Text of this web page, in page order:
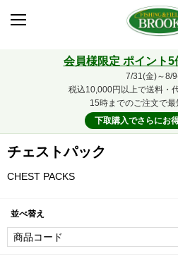
会員様限定 ポイント5
7/31(金)～8/
税込10,000円以上で送料・
15時までのご注文で
下取購入でさらにお
チェストパック
CHEST PACKS
並べ替え